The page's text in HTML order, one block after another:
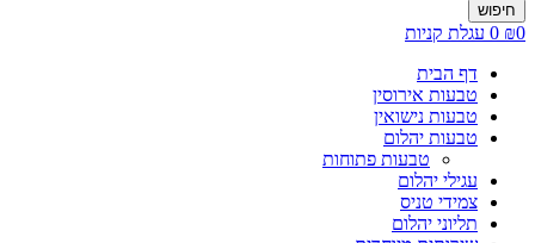
חיפוש
₪0
0 עגלת קניות
דף הבית
טבעות אירוסין
טבעות נישואין
טבעות יהלום
טבעות פתוחות
עגילי יהלום
צמידי טניס
תליוני יהלום